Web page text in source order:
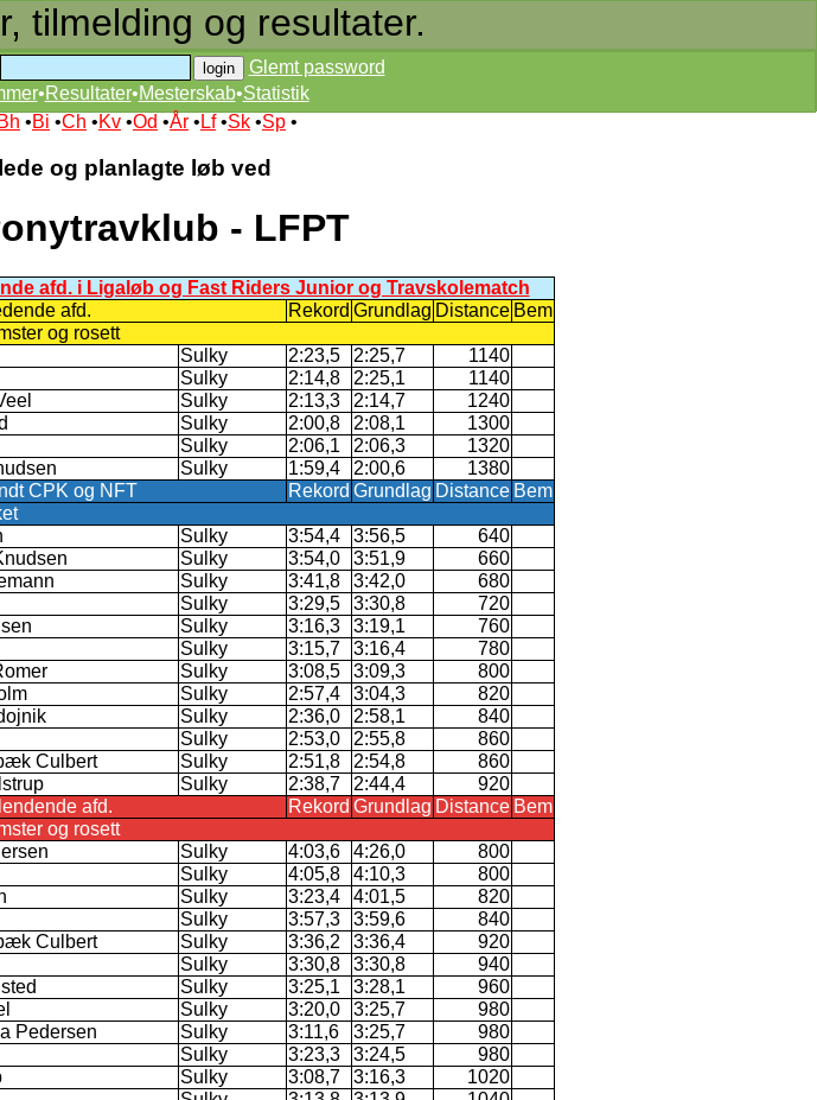
tilmelding og resultater.
Glemt password
•Resultater•Mesterskab•Statistik
Bh •Bi •Ch •Kv •Od •År • Lf•Sk •Sp •
og planlagte løb ved
- LFPT
afd. i Ligaløb og Fast Riders Junior og Travskolematch
afd. Rekord Grundlag Distance Bem
og rosett
Sulky 2:23,5 2:25,7
1140
Sulky 2:14,8 2:25,1
1140
Sulky 2:13,3 2:14,7
1240
Sulky 2:00,8 2:08,1
1300
Sulky 2:06,1 2:06,3
1320
Sulky 1:59,4 2:00,6
1380
CPK og NFT Rekord Grundlag Distance Bem
Sulky 3:54,4 3:56,5
640
Sulky 3:54,0 3:51,9
660
Sulky 3:41,8 3:42,0
680
Sulky 3:29,5 3:30,8
720
Sulky 3:16,3 3:19,1
760
Sulky 3:15,7 3:16,4
780
Sulky 3:08,5 3:09,3
800
Sulky 2:57,4 3:04,3
820
Sulky 2:36,0 2:58,1
840
Sulky 2:53,0 2:55,8
860
Culbert Sulky 2:51,8 2:54,8
860
Sulky 2:38,7 2:44,4
920
afd. Rekord Grundlag Distance Bem
og rosett
Sulky 4:03,6 4:26,0
800
Sulky 4:05,8 4:10,3
800
Sulky 3:23,4 4:01,5
820
Sulky 3:57,3 3:59,6
840
Culbert Sulky 3:36,2 3:36,4
920
Sulky 3:30,8 3:30,8
940
Sulky 3:25,1 3:28,1
960
Sulky 3:20,0 3:25,7
980
Pedersen Sulky 3:11,6 3:25,7
980
Sulky 3:23,3 3:24,5
980
Sulky 3:08,7 3:16,3
1020